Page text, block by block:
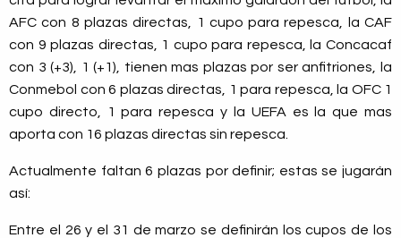
AFC con 8 plazas directas, 1 cupo para repesca, la CAF
con 9 plazas directas, 1 cupo para repesca, la Concacaf
con 3 (+3), 1 (+1), tienen mas plazas por ser anfitriones, la
Conmebol con 6 plazas directas, 1 para repesca, la OFC 1
cupo directo, 1 para repesca y la UEFA es la que mas
aporta con 16 plazas directas sin repesca.
Actualmente faltan 6 plazas por definir; estas se jugarán
así:
Entre el 26 y el 31 de marzo se definirán los cupos de los